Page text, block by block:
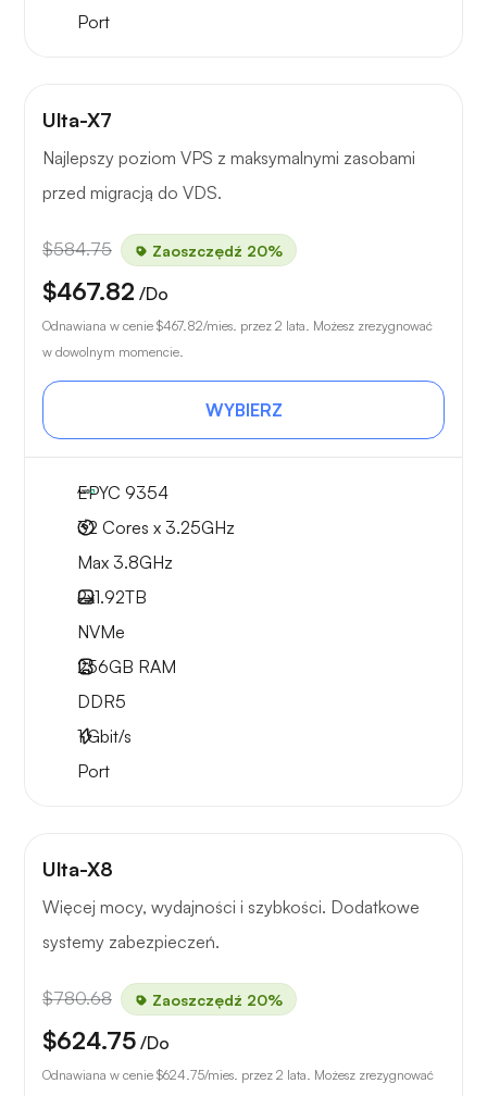
Port
Ulta-X7
Najlepszy poziom VPS z maksymalnymi zasobami
przed migracją do VDS.
$584.75 Zaoszczędź 20%
$467.82 /Do
Odnawiana w cenie $467.82/mies. przez 2 lata. Możesz zrezygnować
w dowolnym momencie.
WYBIERZ
EPYC 9354
32 Cores x 3.25GHz
Max 3.8GHz
2x1.92TB
NVMe
256GB RAM
DDR5
1Gbit/s
Port
Ulta-X8
Więcej mocy, wydajności i szybkości. Dodatkowe
systemy zabezpieczeń.
$780.68 Zaoszczędź 20%
$624.75 /Do
Odnawiana w cenie $624.75/mies. przez 2 lata. Możesz zrezygnować